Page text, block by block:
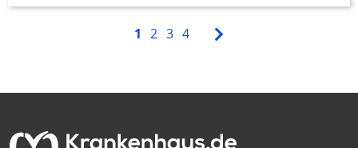
1 2 3 4